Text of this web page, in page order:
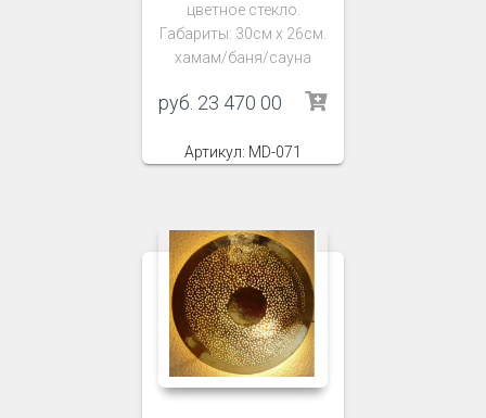
цветное стекло.
Габариты: 30см х 26см.
хамам/баня/сауна
руб. 23 470 00
Артикул: MD-071